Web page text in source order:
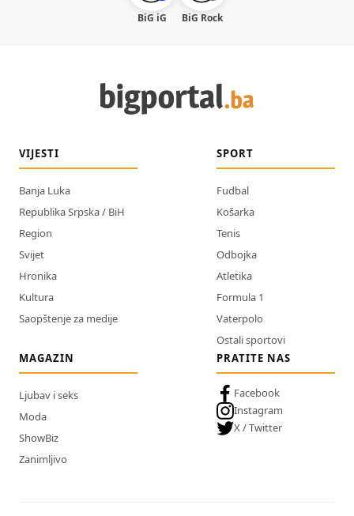
BiG iG BiG Rock
VIJESTI
Banja Luka
Republika Srpska / BiH
Region
Svijet
Hronika
Kultura
Saopštenje za medije
SPORT
Fudbal
Košarka
Tenis
Odbojka
Atletika
Formula 1
Vaterpolo
Ostali sportovi
MAGAZIN
Ljubav i seks
Moda
ShowBiz
Zanimljivo
PRATITE NAS
Facebook
Instagram
X / Twitter